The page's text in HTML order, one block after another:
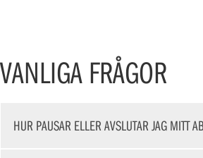
VANLIGA FRÅGOR
HUR PAUSAR ELLER AVSLUTAR JAG MITT